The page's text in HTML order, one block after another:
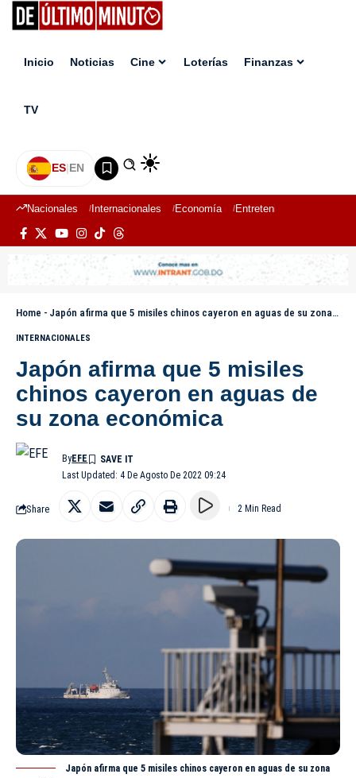
Inicio Noticias Cine Loterías Finanzas
TV
ES|EN
Nacionales Internacionales Economía Entretenimiento
Home - Japón afirma que 5 misiles chinos cayeron en aguas de su zona económica
INTERNACIONALES
Japón afirma que 5 misiles
chinos cayeron en aguas de
su zona económica
Last Updated: 4 De Agosto De 2022 09:24
ByEFE
Share 2 Min Read
Japón afirma que 5 misiles chinos cayeron en aguas de su zona